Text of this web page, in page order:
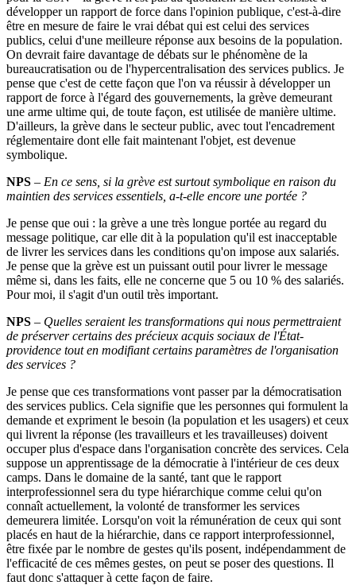
développer un rapport de force dans l'opinion publique, c'est-à-dire
être en mesure de faire le vrai débat qui est celui des services
publics, celui d'une meilleure réponse aux besoins de la population.
On devrait faire davantage de débats sur le phénomène de la
bureaucratisation ou de l'hypercentralisation des services publics. Je
pense que c'est de cette façon que l'on va réussir à développer un
rapport de force à l'égard des gouvernements, la grève demeurant
une arme ultime qui, de toute façon, est utilisée de manière ultime.
D'ailleurs, la grève dans le secteur public, avec tout l'encadrement
réglementaire dont elle fait maintenant l'objet, est devenue
symbolique.
NPS – En ce sens, si la grève est surtout symbolique en raison du
maintien des services essentiels, a-t-elle encore une portée ?
Je pense que oui : la grève a une très longue portée au regard du
message politique, car elle dit à la population qu'il est inacceptable
de livrer les services dans les conditions qu'on impose aux salariés.
Je pense que la grève est un puissant outil pour livrer le message
même si, dans les faits, elle ne concerne que 5 ou 10 % des salariés.
Pour moi, il s'agit d'un outil très important.
NPS – Quelles seraient les transformations qui nous permettraient
de préserver certains des précieux acquis sociaux de l'État-
providence tout en modifiant certains paramètres de l'organisation
des services ?
Je pense que ces transformations vont passer par la démocratisation
des services publics. Cela signifie que les personnes qui formulent la
demande et expriment le besoin (la population et les usagers) et ceux
qui livrent la réponse (les travailleurs et les travailleuses) doivent
occuper plus d'espace dans l'organisation concrète des services. Cela
suppose un apprentissage de la démocratie à l'intérieur de ces deux
camps. Dans le domaine de la santé, tant que le rapport
interprofessionnel sera du type hiérarchique comme celui qu'on
connaît actuellement, la volonté de transformer les services
demeurera limitée. Lorsqu'on voit la rémunération de ceux qui sont
placés en haut de la hiérarchie, dans ce rapport interprofessionnel,
être fixée par le nombre de gestes qu'ils posent, indépendamment de
l'efficacité de ces mêmes gestes, on peut se poser des questions. Il
faut donc s'attaquer à cette façon de faire.